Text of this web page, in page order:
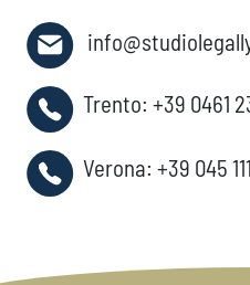
Trento: +39 0461
Verona: +39 045